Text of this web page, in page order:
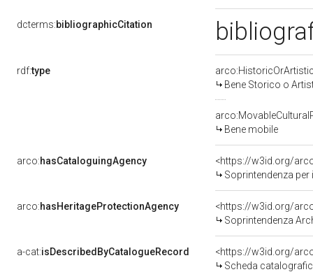
dcterms:bibliographicCitation
rdf:type
Bene Storico o
Bene mobile
arco:hasCataloguingAgency
<https://w3id.org/
Soprintendenza
arco:hasHeritageProtectionAgency
<https://w3id.org/
Soprintendenza
a-cat:isDescribedByCatalogueRecord
<https://w3id.org/
Scheda